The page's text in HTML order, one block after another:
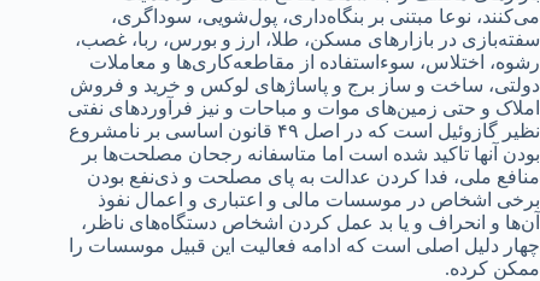
می‌کنند، نوعا مبتنی بر بنگاه‌داری، پول‌شویی، سوداگری،
سفته‌بازی در بازارهای مسکن، طلا، ارز و بورس، ربا، غصب،
رشوه، اختلاس، سوءاستفاده از مقاطعه‌کاری‌ها و معاملات
دولتی، ساخت و ساز برج و پاساژهای لوکس و خرید و فروش
املاک و حتی زمین‌های موات و مباحات و نیز فرآوردهای نفتی
نظیر گازوئیل است که در اصل ۴۹ قانون اساسی بر نامشروع
بودن آنها تاکید شده است اما متاسفانه رجحان مصلحت‌ها بر
منافع ملی، فدا کردن عدالت به پای مصلحت و ذی‌نفع بودن
برخی اشخاص در موسسات مالی و اعتباری و اعمال نفوذ
آن‌ها و انحراف و یا بد عمل کردن اشخاص دستگاه‌های ناظر،
چهار دلیل اصلی است که ادامه فعالیت این قبیل موسسات را
ممکن کرده.